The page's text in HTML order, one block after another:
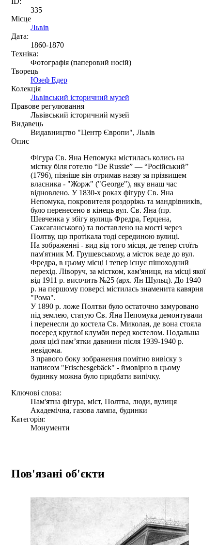
335
Місце
Львів
Дата:
1860-1870
Техніка:
Фотографія (паперовий носій)
Творець
Юзеф Едер
Колекція
Львівський історичний музей
Правове регулювання
Львівський історичний музей
Видавець
Видавництво "Центр Європи", Львів
Опис
Фігура Св. Яна Непомука містилась колись на
містку біля готелю “De Russie” — “Російський”
(1796), пізніше він отримав назву за прізвищем
власника - "Жорж" ("George"), яку внаш час
відновлено. У 1830-х роках фігуру Св. Яна
Непомука, покровителя роздоріжь та мандрівників,
було перенесено в кінець вул. Св. Яна (пр.
Шевченка у збігу вулиць Фредра, Герцена,
Саксаганського) та поставлено на мості через
Полтву, що протікала тоді серединою вулиці.
На зображенні - вид від того місця, де тепер стоїть
пам'ятник М. Грушевському, а місток веде до вул.
Фредра, в цьому місці і тепер існує пішоходний
перехід. Ліворуч, за містком, кам'яниця, на місці якої
від 1911 р. височить №25 (арх. Ян Шульц). До 1940
р. на першому поверсі містилась знаменита кавярня
"Рома".
У 1890 р. ложе Полтви було остаточно замуровано
під землею, статую Св. Яна Непомука демонтували
і перенесли до костела Св. Миколая, де вона стояла
посеред круглої клумби перед костелом. Подальша
доля цієї пам’ятки давнини після 1939-1940 р.
невідома.
З правого боку зображення помітно вивіску з
написом "Frischesgebäck" - ймовірно в цьому
будинку можна було придбати випічку.
Ключові слова:
Пам'ятна фігура, міст, Полтва, люди, вулиця
Академічна, газова лампа, будинки
Категорія:
Монументи
Пов'язані об'єкти